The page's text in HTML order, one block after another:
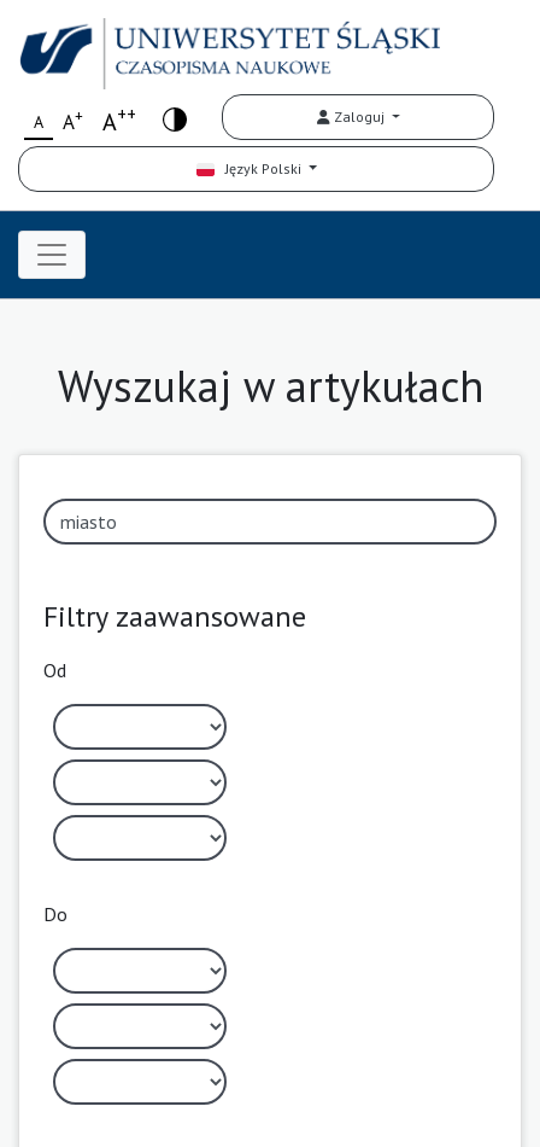
A A+ A++ Zaloguj
Język Polski
Wyszukaj w artykułach
Filtry zaawansowane
Od
Do